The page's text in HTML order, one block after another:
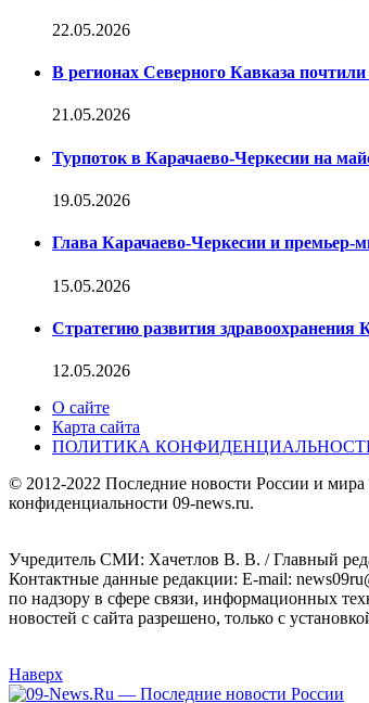
22.05.2026
В регионах Северного Кавказа
21.05.2026
Турпоток в Карачаево-Черкесии на
19.05.2026
Глава Карачаево-Черкесии и премьер-
15.05.2026
Стратегию развития здравоохранения
12.05.2026
О сайте
Карта сайта
ПОЛИТИКА КОНФИДЕНЦИАЛЬНОСТИ
© 2012-2022 Последние новости России и
конфиденциальности 09-news.ru.
Учредитель СМИ: Хaчeтлoв B. B. / Главный
Контактные данные редакции: E-mail:
по надзору в сфере связи, информационных
новостей с сайта разрешено, только с
Наверх